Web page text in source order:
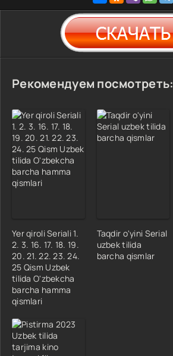
Рекомендуем посмотреть:
Yer qiroli Seriali 1.
2. 3. 16. 17. 18. 19.
20. 21. 22. 23. 24.
25 Qism Uzbek
tilida O'zbekcha
barcha hamma
qismlari
Taqdir o'yini Serial
uzbek tilida
barcha qismlar